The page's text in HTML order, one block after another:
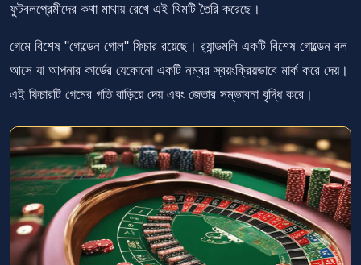
ফুটবলপ্রেমীদের কথা মাথায় রেখে এই থিমটি তৈরি করেছে।
গেমে বিশেষ "গোল্ডেন গোল" ফিচার রয়েছে। র‍্যান্ডমলি একটি বিশেষ গোল্ডেন বল
আসে যা আপনার কার্ডের যেকোনো একটি নম্বর স্বয়ংক্রিয়ভাবে মার্ক করে দেয়।
এই ফিচারটি গেমের গতি বাড়িয়ে দেয় এবং জেতার সম্ভাবনা বৃদ্ধি করে।